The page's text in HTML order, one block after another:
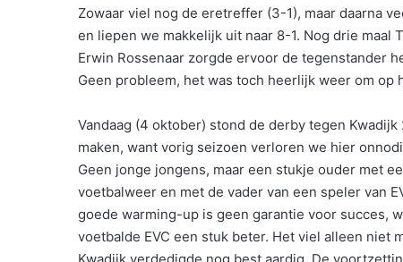
Zowaar viel nog de eretreffer (3-1), maar daarna
en liepen we makkelijk uit naar 8-1. Nog drie maal
Erwin Rossenaar zorgde ervoor de tegenstander
Geen probleem, het was toch heerlijk weer om op
Vandaag (4 oktober) stond de derby tegen
maken, want vorig seizoen verloren we hier
Geen jonge jongens, maar een stukje ouder met
voetbalweer en met de vader van een speler van
goede warming-up is geen garantie voor succes,
voetbalde EVC een stuk beter. Het viel alleen